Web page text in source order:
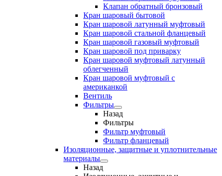
Клапан обратный бронзовый
Кран шаровый бытовой
Кран шаровой латунный муфтовый
Кран шаровой стальной фланцевый
Кран шаровой газовый муфтовый
Кран шаровой под приварку
Кран шаровой муфтовый латунный
облегченный
Кран шаровой муфтовый с
американкой
Вентиль
Фильтры
Назад
Фильтры
Фильтр муфтовый
Фильтр фланцевый
Изоляционные, защитные и уплотнительные
материалы
Назад